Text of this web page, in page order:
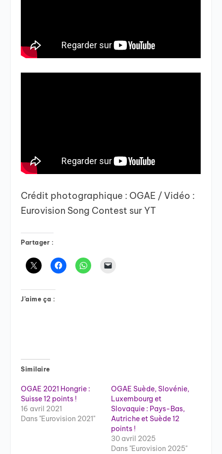
Crédit photographique : OGAE / Vidéo :
Eurovision Song Contest sur YT
Partager :
J’aime ça :
Similaire
OGAE 2021 Hongrie :
Suisse 12 points !
16 avril 2021
Dans "Eurovision 2021"
OGAE Suède, Slovénie,
Luxembourg et
Slovaquie : Pays-Bas,
Autriche et Suède 12
points !
30 avril 2025
Dans "Eurovision 2025"